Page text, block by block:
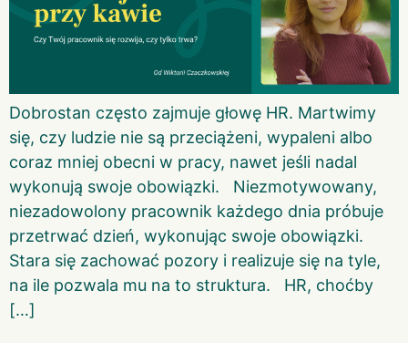
Dobrostan często zajmuje głowę HR. Martwimy
się, czy ludzie nie są przeciążeni, wypaleni albo
coraz mniej obecni w pracy, nawet jeśli nadal
wykonują swoje obowiązki. Niezmotywowany,
niezadowolony pracownik każdego dnia próbuje
przetrwać dzień, wykonując swoje obowiązki.
Stara się zachować pozory i realizuje się na tyle,
na ile pozwala mu na to struktura. HR, choćby
[…]